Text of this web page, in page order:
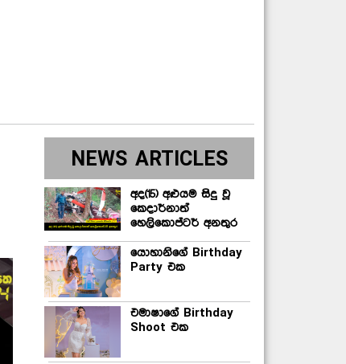
NEWS ARTICLES
අද(15) අළුයම සිදු වූ
කෙදාර්නාත්
හෙලිකොප්ටර් අනතුර
යොහානිගේ Birthday
Party එක
එමාෂාගේ Birthday
Shoot එක